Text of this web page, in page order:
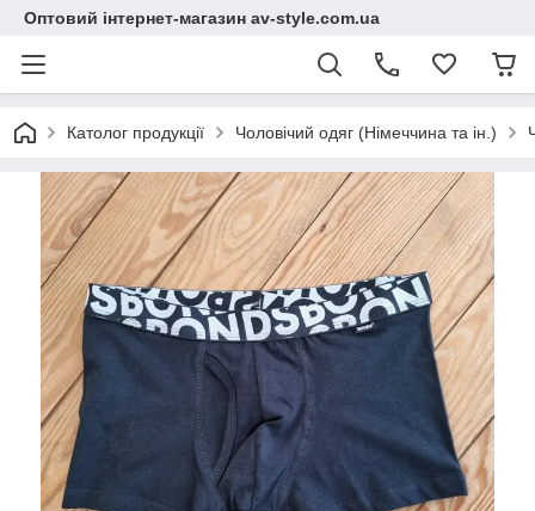
Оптовий інтернет-магазин av-style.com.ua
Католог продукції Чоловічий одяг (Німеччина та ін.)